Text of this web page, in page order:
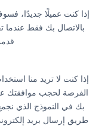
إذا كنت عميلًا جديدًا،
بالاتصال بك فقط عندما
إذا كنت لا تريد منا
الفرصة لحجب موافقتك
بك في النموذج الذي
طريق إرسال بريد